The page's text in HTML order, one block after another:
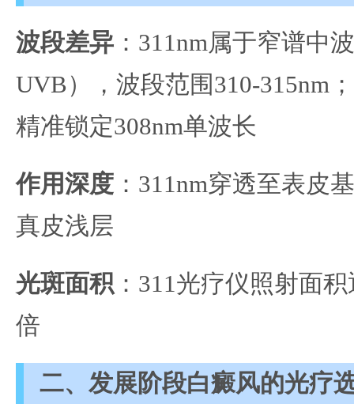
波段差异 ：311nm属于窄谱中
UVB），波段范围310-315nm
精准锁定308nm单波长
作用深度 ：311nm穿透至表皮
真皮浅层
光斑面积 ：311光疗仪照射面
倍
二、发展阶段白癜风的光疗